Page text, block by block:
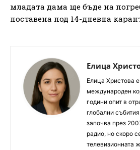
младата дама ще бъде на
поставена под 14-дневна
Елица
Елица Христова
международен
години опит в
глобални
започва през
радио, но скоро
телевизионната